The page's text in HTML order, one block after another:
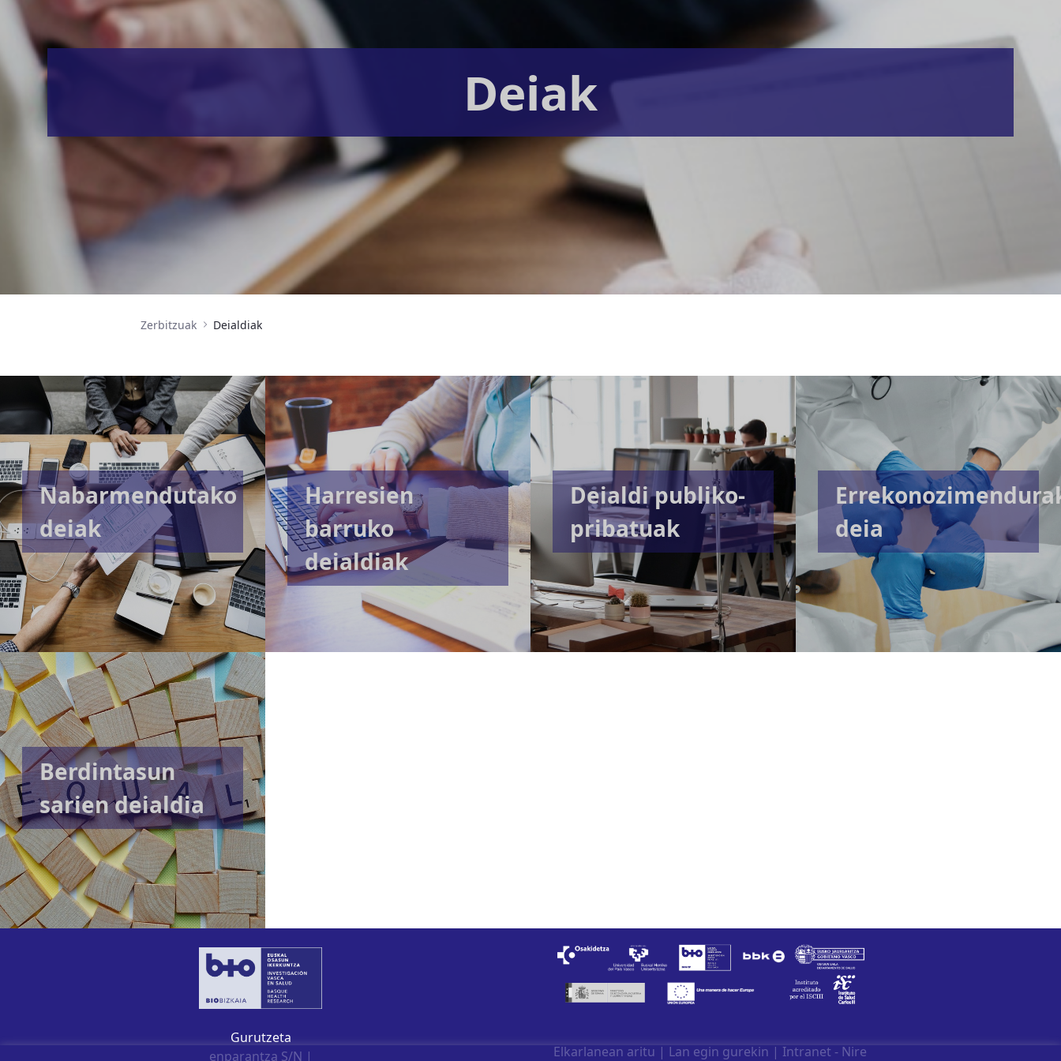
Deiak
Zerbitzuak Deialdiak
Nabarmendutako
deiak
Berdintasun
sarien deialdia
Harresien
barruko
deialdiak
Deialdi publiko-
pribatuak
deia
Gurutzeta
enparantza S/N |
Elkarlanean aritu | Lan egin gurekin | Intranet - Nire